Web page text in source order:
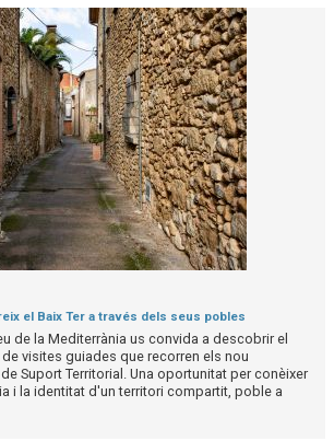
el Baix Ter a través dels seus pobles
de la Mediterrània us convida a descobrir el
visites guiades que recorren els nou
Suport Territorial. Una oportunitat per conèixer
i la identitat d'un territori compartit, poble a